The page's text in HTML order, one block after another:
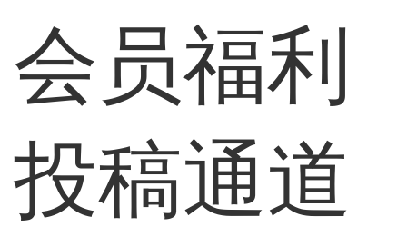
会员福利
投稿通道